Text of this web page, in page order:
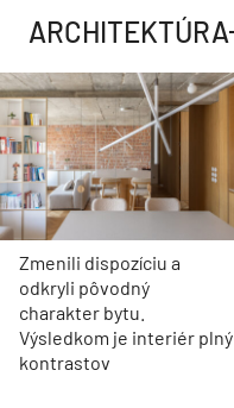
ARCHITEKTÚRA
Zmenili dispozíciu a
odkryli pôvodný
charakter bytu.
Výsledkom je interiér plný
kontrastov